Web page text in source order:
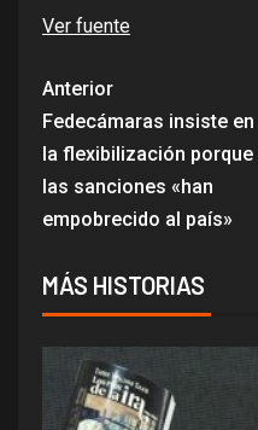
Ver fuente
Anterior
Fedecámaras insiste en
la flexibilización porque
las sanciones «han
empobrecido al país»
MÁS HISTORIAS